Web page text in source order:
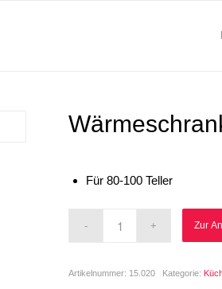
Für 80-100 Teller
Zur
Artikelnummer: 15.020 Kategorie: